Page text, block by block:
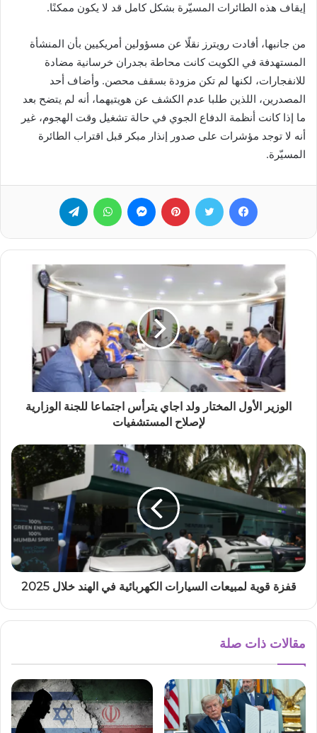
إيقاف هذه الطائرات المسيّرة بشكل كامل قد لا يكون ممكنًا.
من جانبها، أفادت رويترز نقلًا عن مسؤولين أمريكيين بأن المنشأة
المستهدفة في الكويت كانت محاطة بجدران خرسانية مضادة
للانفجارات، لكنها لم تكن مزودة بسقف محصن. وأضاف أحد
المصدرين، اللذين طلبا عدم الكشف عن هويتيهما، أنه لم يتضح بعد
ما إذا كانت أنظمة الدفاع الجوي في حالة تشغيل وقت الهجوم، غير
أنه لا توجد مؤشرات على صدور إنذار مبكر قبل اقتراب الطائرة
المسيّرة.
فيسبوك تويتر بينتيريست ماسنجر واتساب
الوزير الأول المختار ولد اجاي يترأس اجتماعا للجنة الوزارية
لإصلاح المستشفيات
قفزة قوية لمبيعات السيارات الكهربائية في الهند خلال 2025
مقالات ذات صلة